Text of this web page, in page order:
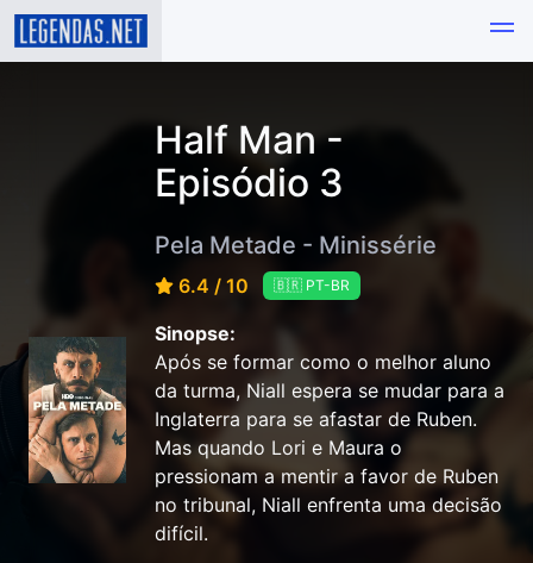
Half Man -
Episódio 3
Pela Metade - Minissérie
6.4 / 10 🇧🇷 PT-BR
Sinopse:
Após se formar como o melhor aluno
da turma, Niall espera se mudar para a
Inglaterra para se afastar de Ruben.
Mas quando Lori e Maura o
pressionam a mentir a favor de Ruben
no tribunal, Niall enfrenta uma decisão
difícil.